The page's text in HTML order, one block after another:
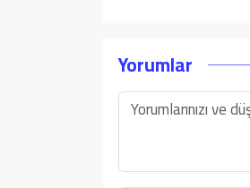
Yorumlar